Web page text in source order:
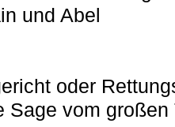
und Abel
oder
Sage vom großen